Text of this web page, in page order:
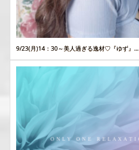
9/23(月)14：30～美人過ぎる逸材♡『ゆず』...